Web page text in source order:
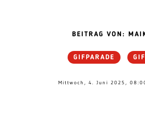
BEITRAG VON:
GIFPARADE GIF
Mittwoch, 4. Juni 2025,